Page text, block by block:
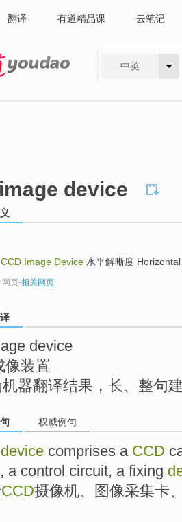
翻译 有道精品课 云笔记
中英
device
CCD Image Device 水平解晰度
网页-相关网页
device
像装置
机器翻译结果，长、整句
权威例句
device comprises a CCD
, a control circuit, a fixing
CCD摄像机、 图像采集卡